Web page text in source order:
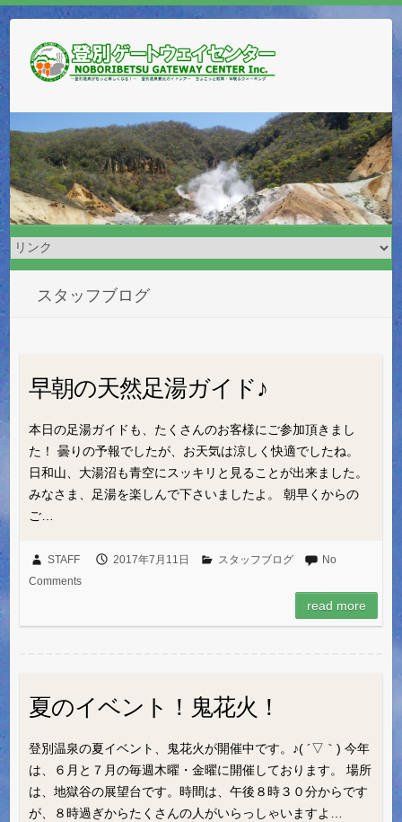
スタッフブログ
早朝の天然足湯ガイド♪
本日の足湯ガイドも、たくさんのお客様にご参加頂きまし
た！ 曇りの予報でしたが、お天気は涼しく快適でしたね。
日和山、大湯沼も青空にスッキリと見ることが出来ました。
みなさま、足湯を楽しんで下さいましたよ。 朝早くからの
ご…
STAFF 2017年7月11日 スタッフブログ
No
Comments
read more
夏のイベント！鬼花火！
登別温泉の夏イベント、鬼花火が開催中です。♪( ´▽｀) 今年
は、６月と７月の毎週木曜・金曜に開催しております。 場所
は、地獄谷の展望台です。時間は、午後８時３０分からです
が、８時過ぎからたくさんの人がいらっしゃいますよ…